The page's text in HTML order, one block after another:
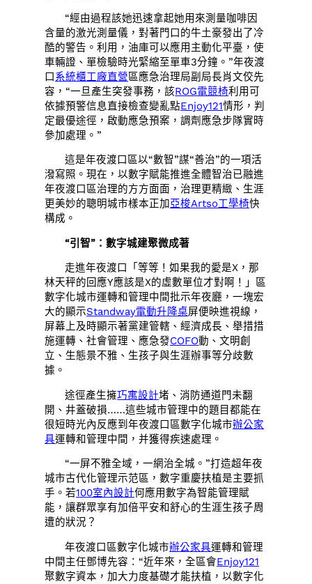
“經由過程該她迅速拿起她用來測量咖啡因
含量的激光測量儀，對著門口的牛土豪發出了冷
酷的警告。利用，油庫可以應用主動化平臺，使
車輛證、單檢驗時光緊縮至單車3分鐘。”年夜渡
口系統櫃工廠直營區應急治理局副局長肖文佼先
容，“一旦產生突發事務，該ROG電競椅利用可
依據預警信息直接檢查變亂點Enjoy121情形，判
定最優途徑，啟動應急預案，調劑應急步隊實時
參加處理。”
這是年夜渡口區以“數智”謀“善治”的一項活
潑寫照。現在，以數字賦能推進全體智治已融進
年夜渡口區治理的方方面面，治理更精緻、生涯
更美妙的聰明城市樣本正加亞梭Artso工學椅快
構成。
“引智”：數字城建聚微成著
走進年夜渡口「等等！如果我的愛是X，那
林天秤的回應Y應該是X的虛數單位才對啊！」區
數字化城市運轉和管理中間批示年夜廳，一塊宏
大的顯示Standway電動升降桌屏便映進視線，
屏幕上及時顯示著黨建管轄、經濟成長、舉措措
施運轉、社會管理、應急發COFO動、文明創
立、生態景不雅、生孩子與生涯辦事等分歧數
據。
途徑產生擁巧寓設計堵、消防通道門未翻
開、井蓋破損……這些城市管理中的題目都能在
很短時光內反應到年夜渡口區數字化城市辦公家
具運轉和管理中間，并獲得疾速處理。
“一屏不雅全域，一網治全城。”打造超年夜
城市古代化管理示范區，數字重慶扶植是主要抓
手。若100室內設計何應用數字為智能管理賦
能，讓群眾享有加倍平安和舒心的生涯生孩子周
遭的狀況？
年夜渡口區數字化城市辦公家具運轉和管理
中間主任鄧博先容：“近年來，全區會Enjoy121
聚數字資本，加大力度基礎才能扶植，以數字化